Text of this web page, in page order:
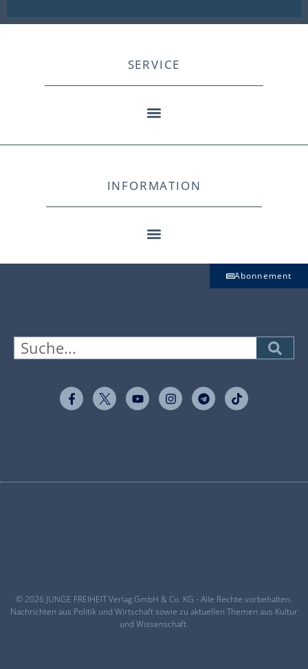
SERVICE
INFORMATION
Abonnement
© 2026 JUNGE FREIHEIT Verlag GmbH & Co. KG - Alle Rechte vorbehalten.
Nachrichten aus Politik und Wirtschaft sowie zu aktuellen Themen aus Kultur
und Wissenschaft.